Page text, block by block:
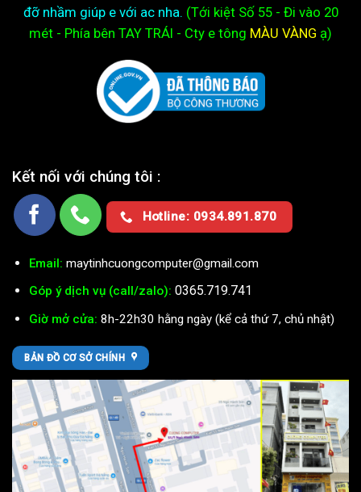
đỡ nhầm giúp e với ac nha. (Tới kiệtSố 55 - Đi vào 20
mét - Phía bên TAY TRÁI - Cty e tông MÀU VÀNG ạ)
Kết nối với chúng tôi :
Hotline: 0934.891.870
Email: maytinhcuongcomputer@gmail.com
Góp ý dịch vụ (call/zalo): 0365.719.741
Giờ mở cửa: 8h-22h30 hằng ngày (kể cả thứ 7, chủ nhật)
BẢN ĐỒ CƠ SỞ CHÍNH